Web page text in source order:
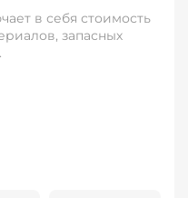
в себя стоимость
запасных